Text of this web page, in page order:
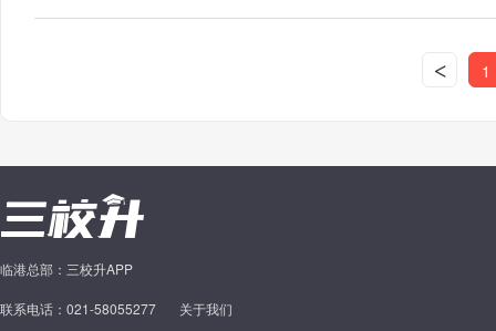
< 1
临港总部：三校升APP
联系电话：021-58055277 关于我们